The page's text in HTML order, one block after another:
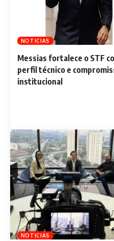
NOTICIAS
Messias fortalece o STF
perfil técnico e
institucional
NOTICIAS